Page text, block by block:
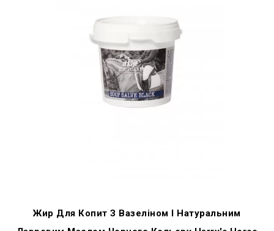
Жир Для Копит З Вазеліном І Натуральним